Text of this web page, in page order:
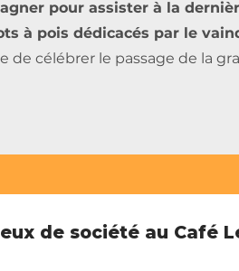
pour assister à la
à pois dédicacés par le
de célébrer le passage de la
de société au Café